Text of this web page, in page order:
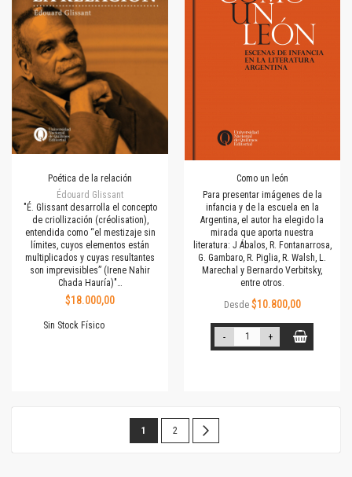
Poética de la relación
Édouard Glissant
"É. Glissant desarrolla el concepto
de criollización (créolisation),
entendida como “el mestizaje sin
límites, cuyos elementos están
multiplicados y cuyas resultantes
son imprevisibles” (Irene Nahir
Chada Hauría)"…
$18.000,00
Sin Stock Físico
Como un león
Para presentar imágenes de la
infancia y de la escuela en la
Argentina, el autor ha elegido la
mirada que aporta nuestra
literatura: J Ábalos, R. Fontanarrosa,
G. Gambaro, R. Piglia, R. Walsh, L.
Marechal y Bernardo Verbitsky,
entre otros.
Desde $10.800,00
- +
Página
Estás
1 Página
2